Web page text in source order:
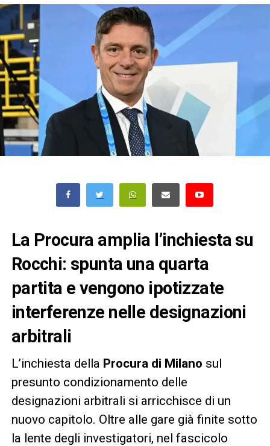
La Procura amplia l’inchiesta su
Rocchi: spunta una quarta
partita e vengono ipotizzate
interferenze nelle designazioni
arbitrali
L’inchiesta della Procura di Milano sul
presunto condizionamento delle
designazioni arbitrali si arricchisce di un
nuovo capitolo. Oltre alle gare già finite sotto
la lente degli investigatori, nel fascicolo